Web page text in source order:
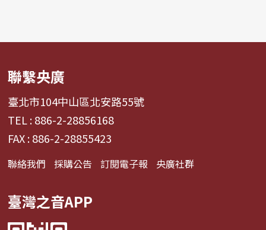
聯繫央廣
臺北市104中山區北安路55號
TEL : 886-2-28856168
FAX : 886-2-28855423
聯絡我們 採購公告 訂閱電子報 央廣社群
臺灣之音APP